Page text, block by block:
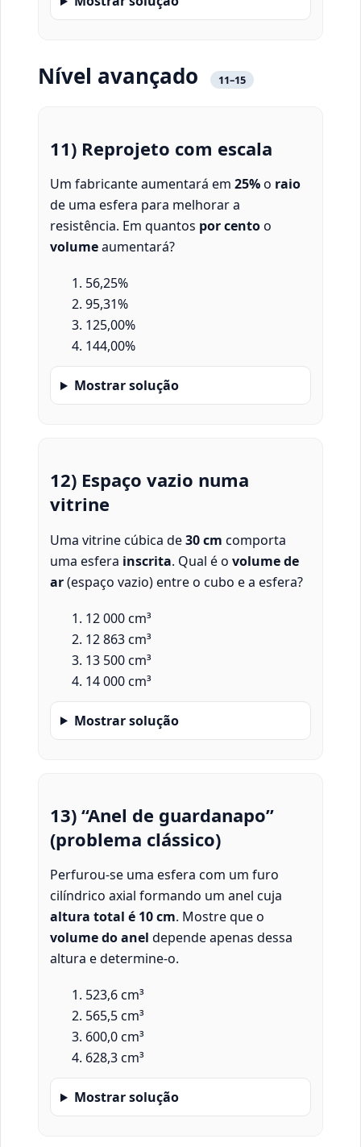
Nível avançado 11–15
11) Reprojeto com escala
Um fabricante aumentará em 25%o raio
de uma esfera para melhorar a
resistência. Em quantos por centoo
volumeaumentará?
56,25%
95,31%
125,00%
144,00%
Mostrar solução
12) Espaço vazio numa
vitrine
Uma vitrine cúbica de30 cm comporta
uma esfera inscrita. Qual é o volume de
ar(espaço vazio) entre o cubo e a esfera?
12 000 cm³
12 863 cm³
13 500 cm³
14 000 cm³
Mostrar solução
13) “Anel de guardanapo”
(problema clássico)
Perfurou-se uma esfera com um furo
cilíndrico axial formando um anel cuja
altura total é 10 cm. Mostre que o
volume do anel depende apenas dessa
altura e determine-o.
523,6 cm³
565,5 cm³
600,0 cm³
628,3 cm³
Mostrar solução